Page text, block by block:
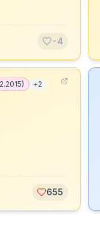
-4
) +2
655